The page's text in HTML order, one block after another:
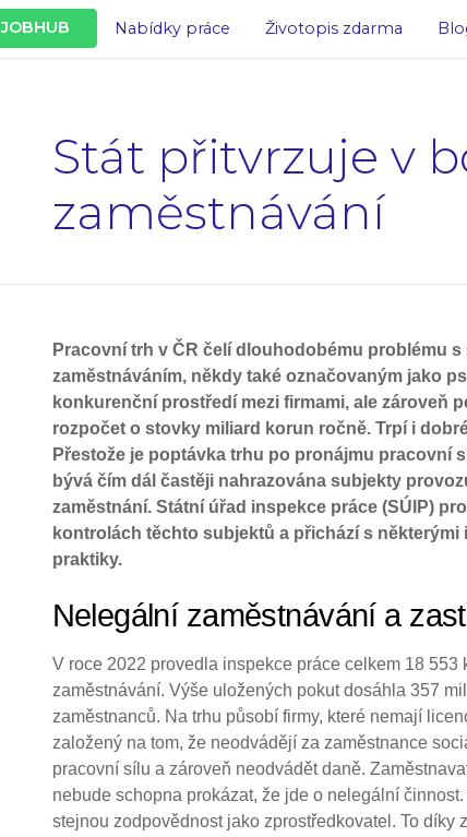
JOBHUB Nabídky práce Životopis zdarma
Stát přitvrzuje v
zaměstnávání
Pracovní trh v ČR čelí dlouhodobému problému
zaměstnáváním, někdy také označovaným jako
konkurenční prostředí mezi firmami, ale zároveň
rozpočet o stovky miliard korun ročně. Trpí i
Přestože je poptávka trhu po pronájmu pracovní
bývá čím dál častěji nahrazována subjekty
zaměstnání. Státní úřad inspekce práce (SÚIP)
kontrolách těchto subjektů a přichází s
praktiky.
Nelegální zaměstnávání a
V roce 2022 provedla inspekce práce celkem 18
zaměstnávání. Výše uložených pokut dosáhla 357
zaměstnanců. Na trhu působí firmy, které nemají
založený na tom, že neodvádějí za zaměstnance
pracovní sílu a zároveň neodvádět daně.
nebude schopna prokázat, že jde o nelegální
stejnou zodpovědnost jako zprostředkovatel. To